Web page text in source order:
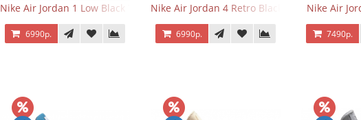
Nike Air Jordan 1 Low Black Toe
6990р.
Nike Air Jordan 4 Retro Black Cat
6990р.
Nike Air
7490р.